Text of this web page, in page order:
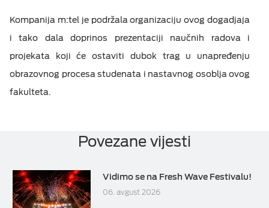
Kompanija m:tel je podržala organizaciju ovog dogadjaja
i tako dala doprinos prezentaciji naučnih radova i
projekata koji će ostaviti dubok trag u unapređenju
obrazovnog procesa studenata i nastavnog osoblja ovog
fakulteta.
Povezane vijesti
Vidimo se na Fresh Wave Festivalu!
06. avgust 2026